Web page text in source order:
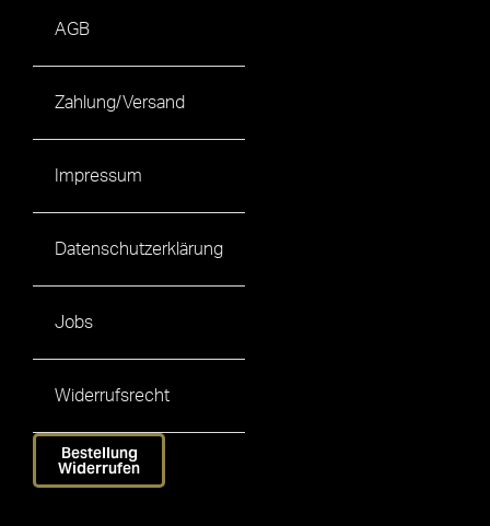
AGB
Zahlung/Versand
Impressum
Datenschutzerklärung
Jobs
Widerrufsrecht
Bestellung
Widerrufen